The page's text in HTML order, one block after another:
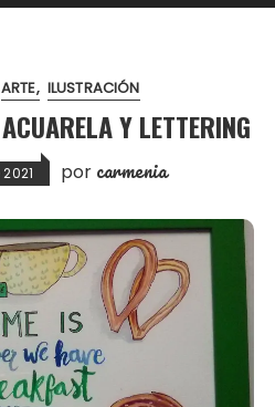
ARTE ILUSTRACIÓN
Y LETTERING
por carmenia